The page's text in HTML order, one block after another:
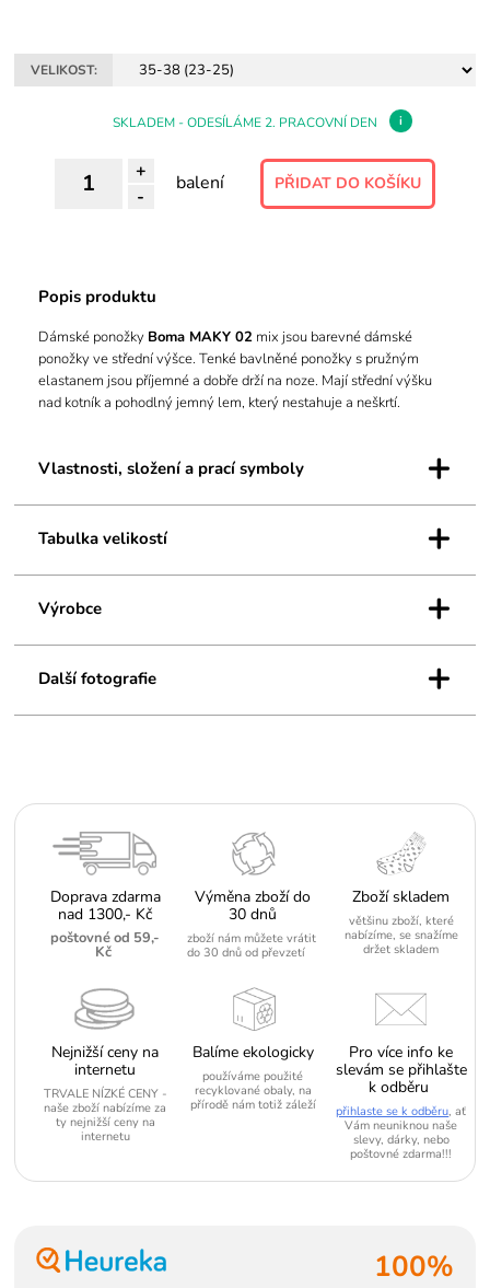
VELIKOST:
SKLADEM - ODESÍLÁME 2. PRACOVNÍ DEN i
+
-
balení
Popis produktu
Dámské ponožky Boma MAKY 02 mix jsou barevné dámské
ponožky ve střední výšce. Tenké bavlněné ponožky s pružným
elastanem jsou příjemné a dobře drží na noze. Mají střední výšku
nad kotník a pohodlný jemný lem, který nestahuje a neškrtí.
Vlastnosti, složení a prací symboly +
Tabulka velikostí +
Výrobce +
Další fotografie +
Doprava zdarma
nad 1300,- Kč
poštovné od 59,-
Kč
Výměna zboží do
30 dnů
zboží nám můžete vrátit
do 30 dnů od převzetí
Zboží skladem
většinu zboží, které
nabízíme, se snažíme
držet skladem
Nejnižší ceny na
internetu
TRVALE NÍZKÉ CENY -
naše zboží nabízíme za
ty nejnižší ceny na
internetu
Balíme ekologicky
používáme použité
recyklované obaly, na
přírodě nám totiž záleží
Pro více info ke
slevám se přihlašte
k odběru
přihlaste se k odběru, ať
Vám neuniknou naše
slevy, dárky, nebo
poštovné zdarma!!!
100%